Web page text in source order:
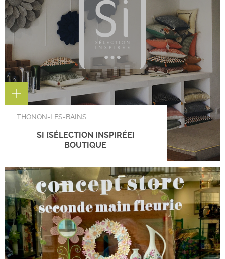
THONON-LES-BAINS
SI [SÉLECTION INSPIRÉE]
BOUTIQUE